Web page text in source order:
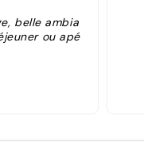
belle ambia
ou apé